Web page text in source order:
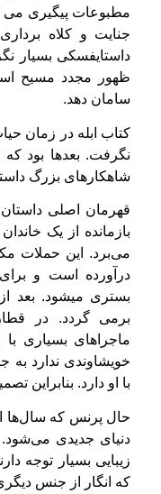
مطبوعات پیگیری می
جنایت و کلاه
داستایفسکی بسیار
ظهور مجدد مسیح
سامان دهد.
کتاب ابله در زمان
نگرفت. بعدها بود که
شاهکارهای بزرگ
قهرمان اصلی
بازمانده از یک
می‌برد. این حملات
درآورده است و
بستری میشود. بعد
برمی گردد. در
ماجراهای بسیاری
خویشاوندی ندارد
با او دارد. بنابراین
حال پرنس که سال‌ها
دنیای جدیدی می‌شود.
زیبایی بسیار توجه
که انگار از جنس